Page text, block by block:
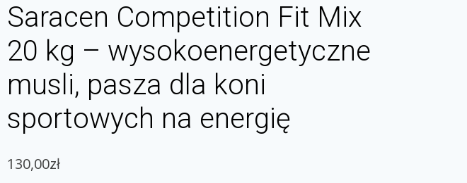
Saracen Competition Fit Mix
20 kg – wysokoenergetyczne
musli, pasza dla koni
sportowych na energię
130,00zł